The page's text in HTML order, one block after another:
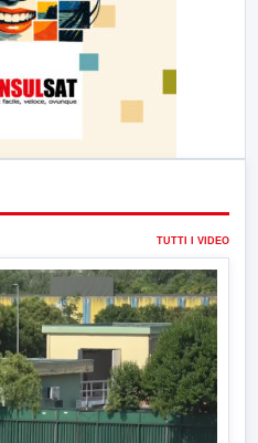
TUTTI I VIDEO